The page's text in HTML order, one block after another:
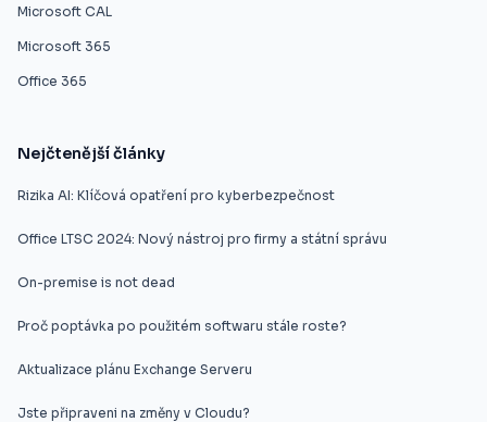
Microsoft CAL
Microsoft 365
Office 365
Nejčtenější články
Rizika AI: Klíčová opatření pro kyberbezpečnost
Office LTSC 2024: Nový nástroj pro firmy a státní správu
On-premise is not dead
Proč poptávka po použitém softwaru stále roste?
Aktualizace plánu Exchange Serveru
Jste připraveni na změny v Cloudu?